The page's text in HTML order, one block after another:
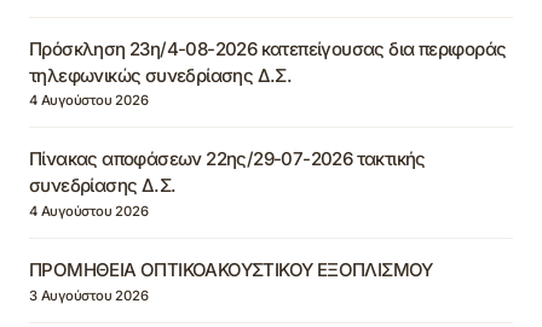
Πρόσκληση 23η/4-08-2026 κατεπείγουσας δια περιφοράς
τηλεφωνικώς συνεδρίασης Δ.Σ.
4 Αυγούστου 2026
Πίνακας αποφάσεων 22ης/29-07-2026 τακτικής
συνεδρίασης Δ.Σ.
4 Αυγούστου 2026
ΠΡΟΜΗΘΕΙΑ ΟΠΤΙΚΟΑΚΟΥΣΤΙΚΟΥ ΕΞΟΠΛΙΣΜΟΥ
3 Αυγούστου 2026